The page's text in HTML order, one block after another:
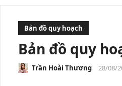
Bản đồ quy hoạch
Bản đồ quy
Trần Hoài Thương 28/08/